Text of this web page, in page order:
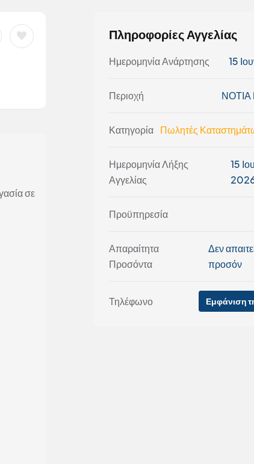
σε
Πληροφορίες Αγγελίας
Ημερομηνία Ανάρτησης 15
Περιοχή
Κατηγορία Πωλητές
Ημερομηνία Λήξης
Αγγελίας
15
Προϋπηρεσία
Απαραίτητα
Προσόντα
Δεν
προσόν
Τηλέφωνο Εμφάνιση